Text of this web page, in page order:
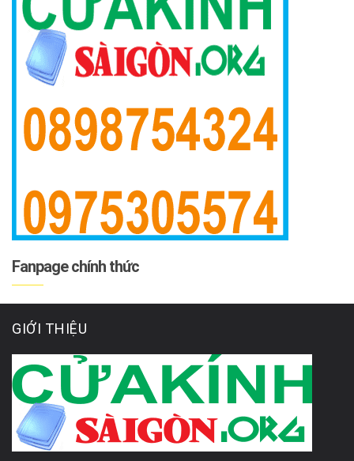
Fanpage chính thức
GIỚI THIỆU